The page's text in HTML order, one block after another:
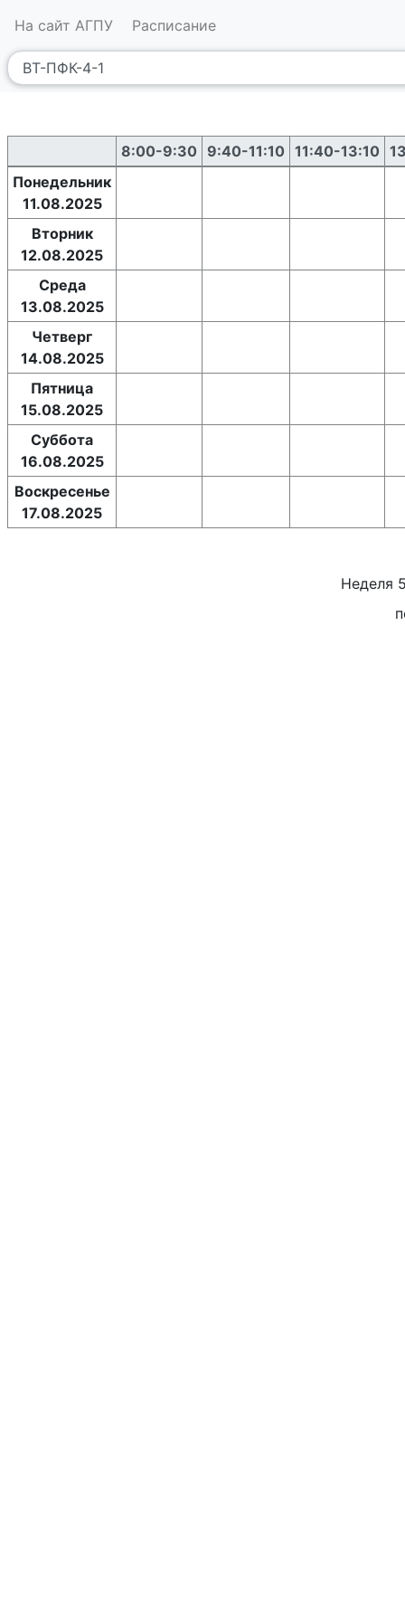
На сайт АГПУ Расписание
8:00-9:30 9:40-11:10 11:40-13:10
Понедельник
11.08.2025
Вторник
12.08.2025
Среда
13.08.2025
Четверг
14.08.2025
Пятница
15.08.2025
Суббота
16.08.2025
Воскресенье
17.08.2025
Неделя